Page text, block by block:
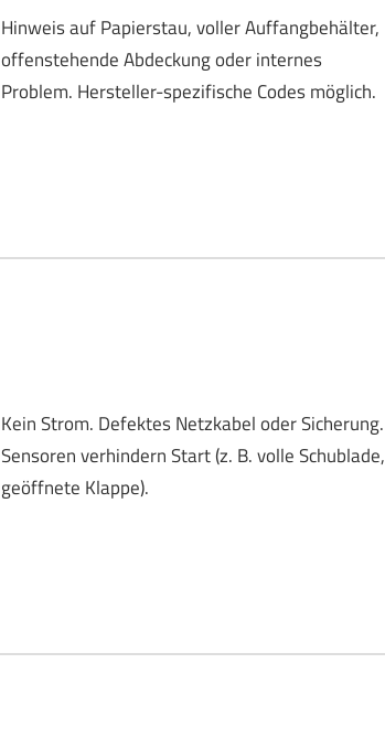
Hinweis auf Papierstau, voller Auffangbehälter,
offenstehende Abdeckung oder internes
Problem. Hersteller-spezifische Codes möglich.
Kein Strom. Defektes Netzkabel oder Sicherung.
Sensoren verhindern Start (z. B. volle Schublade,
geöffnete Klappe).